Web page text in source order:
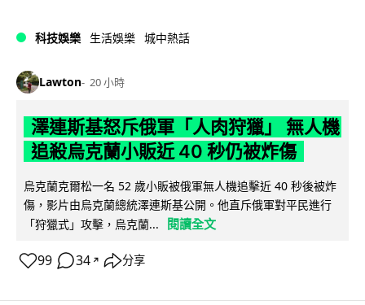
科技娛樂 生活娛樂 城中熱話
Lawton 20 小時
澤連斯基怒斥俄軍「人肉狩獵」 無人機
追殺烏克蘭小販近 40 秒仍被炸傷
烏克蘭克爾松一名 52 歲小販被俄軍無人機追擊近 40 秒後被炸
傷，影片由烏克蘭總統澤連斯基公開。他直斥俄軍對平民進行
「狩獵式」攻擊，烏克蘭...
閱讀全文
99 34 ↗ 分享